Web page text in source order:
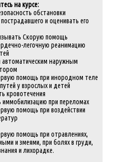
на курсе:
обстановки
и оценивать его
Скорую помощь
легочную реанимацию
автоматическим наружным
помощь при инородном теле
у взрослых и детей
кровотечения
иммобилизацию при переломах
помощь при воздействии
помощь при отравлениях,
и змеями, при болях в груди,
и лихорадке.